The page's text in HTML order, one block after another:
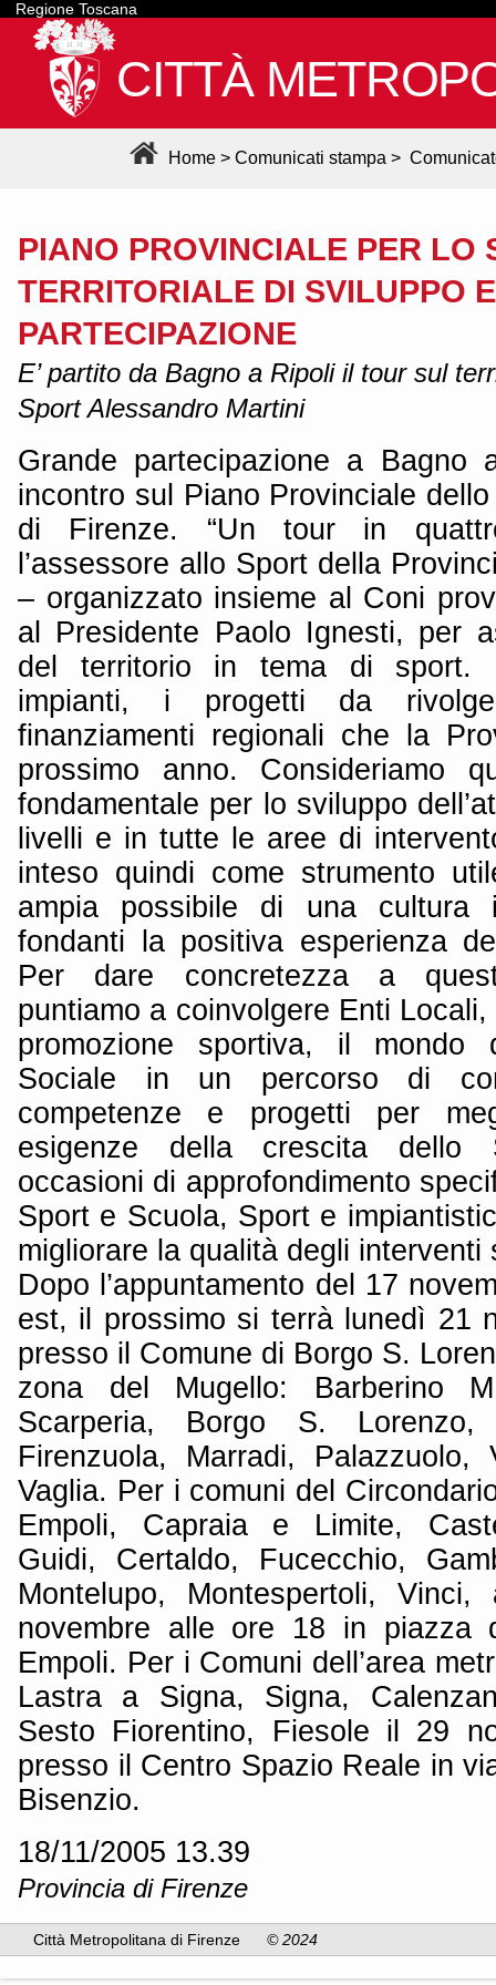
Regione Toscana
CITTÀ
Home > Comunicati stampa >
PIANO PROVINCIALE PER LO
TERRITORIALE DI SVILUPPO E
PARTECIPAZIONE
E’ partito da Bagno a Ripoli il tour sul
Sport Alessandro Martini
Grande partecipazione a Bagno
incontro sul Piano Provinciale
di Firenze. “Un tour in
l’assessore allo Sport della
– organizzato insieme al Coni
al Presidente Paolo Ignesti, per
del territorio in tema di sport.
impianti, i progetti da
finanziamenti regionali che la
prossimo anno. Consideriamo
fondamentale per lo sviluppo
livelli e in tutte le aree di
inteso quindi come strumento
ampia possibile di una cultura
fondanti la positiva esperienza
Per dare concretezza a
puntiamo a coinvolgere Enti
promozione sportiva, il
Sociale in un percorso di
competenze e progetti per
esigenze della crescita dello
occasioni di approfondimento
Sport e Scuola, Sport e
migliorare la qualità degli interventi
Dopo l’appuntamento del 17
est, il prossimo si terrà lunedì 21
presso il Comune di Borgo S.
zona del Mugello: Barberino
Scarperia, Borgo S. Lorenzo,
Firenzuola, Marradi, Palazzuolo,
Vaglia. Per i comuni del
Empoli, Capraia e Limite,
Guidi, Certaldo, Fucecchio,
Montelupo, Montespertoli,
novembre alle ore 18 in piazza
Empoli. Per i Comuni dell’area
Lastra a Signa, Signa,
Sesto Fiorentino, Fiesole il 29
presso il Centro Spazio Reale in
Bisenzio.
18/11/2005 13.39
Provincia di Firenze
Città Metropolitana di Firenze © 2024